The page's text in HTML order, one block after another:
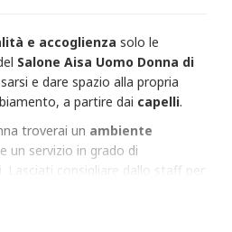
e accoglienza solo le
Salone Aisa Uomo Donna di
e dare spazio alla propria
a partire dai capelli.
troverai un ambiente
e un servizio in grado di
Lasciati consigliare dallo staff per
naturale, realizzato su misura
ai tuoi capelli